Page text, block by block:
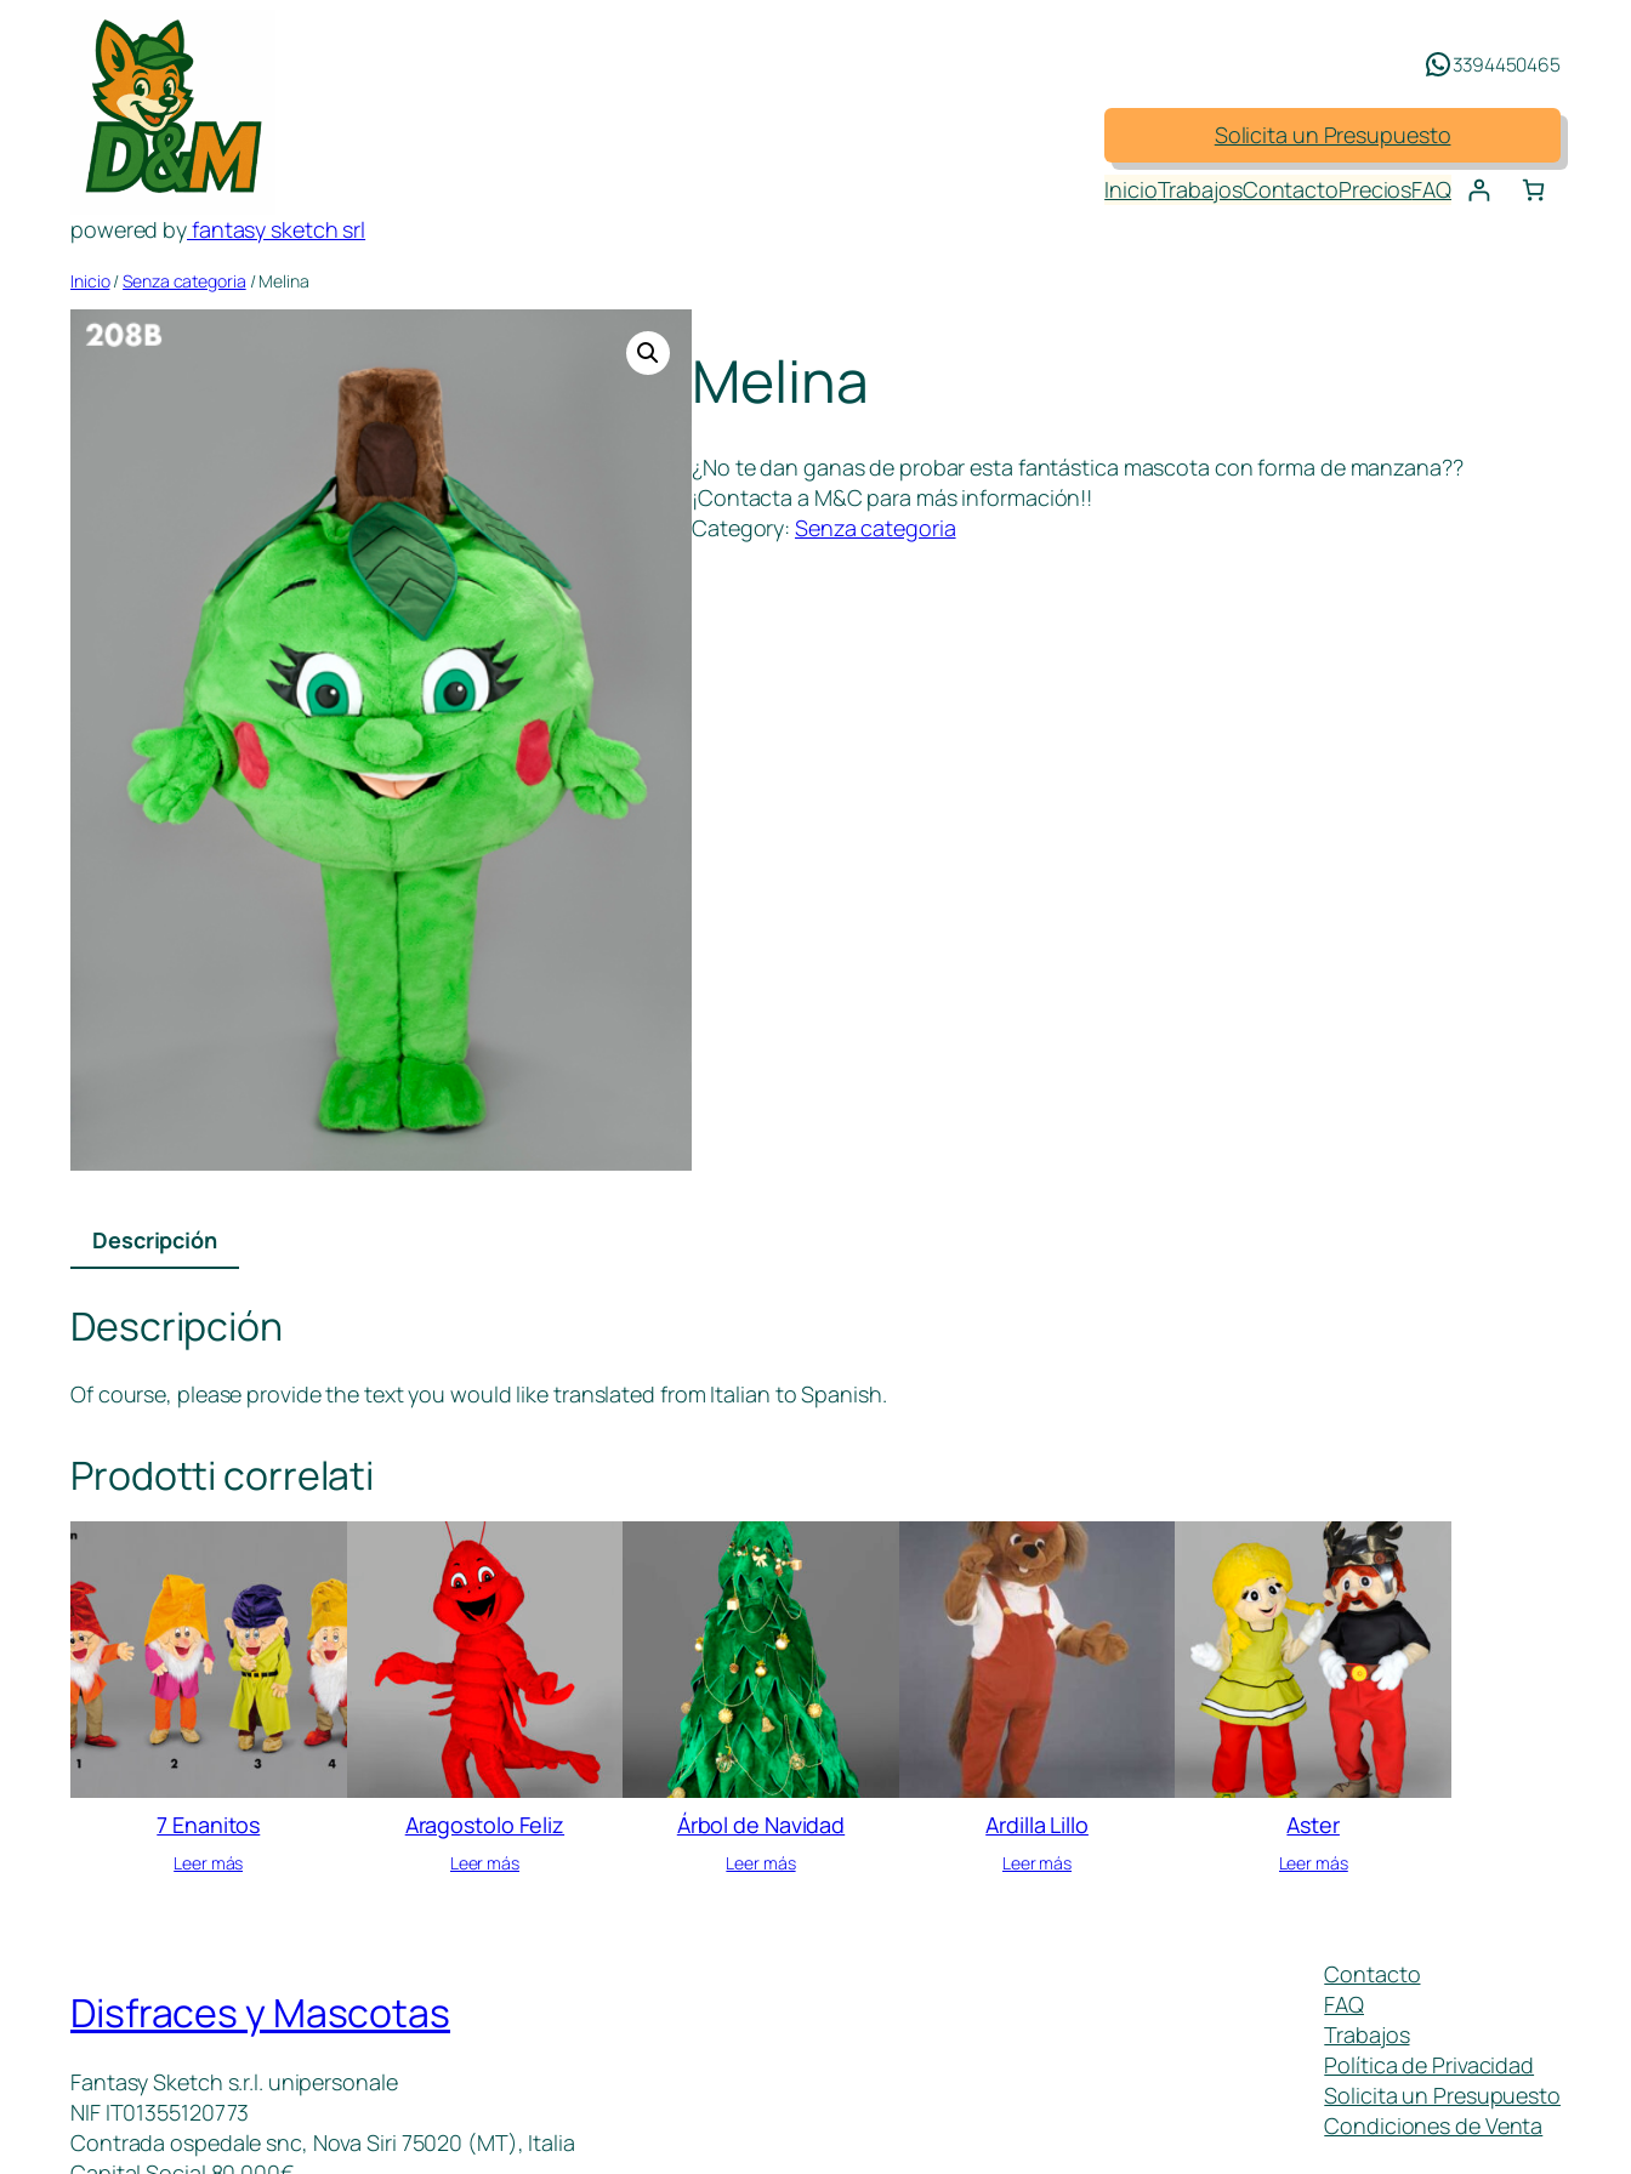
contenido
powered byfantasy sketch srl
3394450465
Solicita un Presupuesto
InicioTrabajosContactoPreciosFAQ
Inicio/Senza categoria / Melina
Melina
¿No te dan ganas de probar esta fantástica mascota con forma de manzana??
¡Contacta a M&C para más información!!
Category:Senza categoria
Descripción
Descripción
Of course, please provide the text you would like translated from Italian to Spanish.
Prodotti correlati
7 Enanitos
Leer más
Aragostolo Feliz
Leer más
Árbol de Navidad
Leer más
Ardilla Lillo
Leer más
Aster
Leer más
Disfraces y Mascotas
Fantasy Sketch s.r.l. unipersonale
NIF IT01355120773
Contrada ospedale snc, Nova Siri 75020 (MT), Italia
Contacto
FAQ
Trabajos
Política de Privacidad
Solicita un Presupuesto
Condiciones de Venta